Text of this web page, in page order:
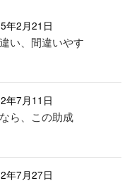
年2月21日
い、間違いやす
年7月11日
ら、この助成
年7月27日